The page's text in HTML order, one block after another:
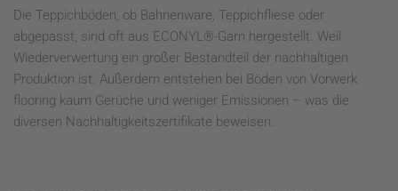
Die Teppichböden, ob Bahnenware, Teppichfliese oder
abgepasst, sind oft aus ECONYL®-Garn hergestellt. Weil
Wiederverwertung ein großer Bestandteil der nachhaltigen
Produktion ist. Außerdem entstehen bei Böden von Vorwerk
flooring kaum Gerüche und weniger Emissionen – was die
diversen Nachhaltigkeitszertifikate beweisen.